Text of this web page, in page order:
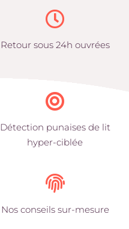
Retour sous 24h ouvrées
Détection punaises de lit
hyper-ciblée
Nos conseils sur-mesure